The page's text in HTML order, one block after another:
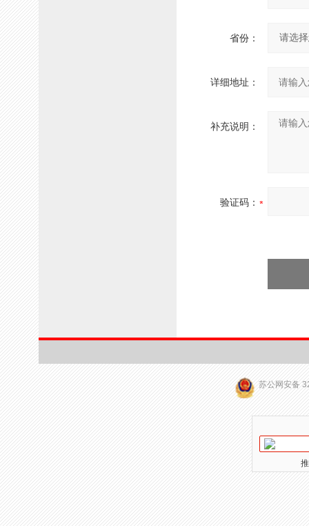
省份：
详细地址：
补充说明：
验证码：
苏公网安备